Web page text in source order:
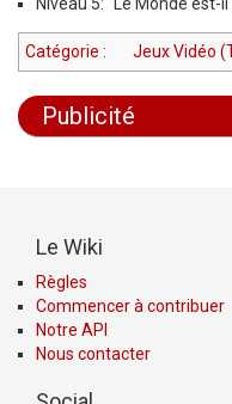
Catégorie : Jeux Vidéo
Publicité
Le Wiki
Règles
Commencer à contribuer
Notre API
Nous contacter